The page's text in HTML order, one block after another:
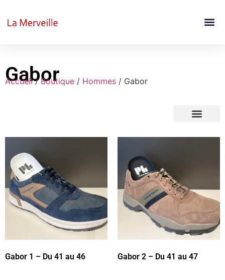
Gabor
Accueil/Boutique / Hommes / Gabor
Gabor 1 – Du 41 au 46 Gabor 2 – Du 41 au 47